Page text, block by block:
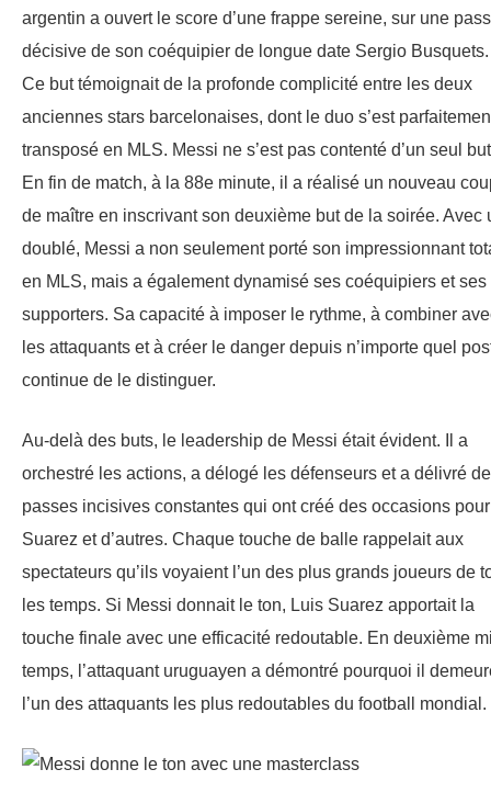
argentin a ouvert le score d’une frappe sereine, sur une
décisive de son coéquipier de longue date Sergio Busquets.
Ce but témoignait de la profonde complicité entre les deux
anciennes stars barcelonaises, dont le duo s’est
transposé en MLS. Messi ne s’est pas contenté d’un seul
En fin de match, à la 88e minute, il a réalisé un nouveau
de maître en inscrivant son deuxième but de la soirée. Avec
doublé, Messi a non seulement porté son impressionnant
en MLS, mais a également dynamisé ses coéquipiers et ses
supporters. Sa capacité à imposer le rythme, à combiner
les attaquants et à créer le danger depuis n’importe quel
continue de le distinguer.
Au-delà des buts, le leadership de Messi était évident. Il a
orchestré les actions, a délogé les défenseurs et a délivré
passes incisives constantes qui ont créé des occasions pour
Suarez et d’autres. Chaque touche de balle rappelait aux
spectateurs qu’ils voyaient l’un des plus grands joueurs de
les temps. Si Messi donnait le ton, Luis Suarez apportait la
touche finale avec une efficacité redoutable. En deuxième
temps, l’attaquant uruguayen a démontré pourquoi il
l’un des attaquants les plus redoutables du football mondial.